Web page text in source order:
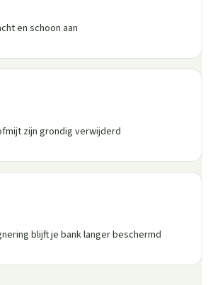
en schoon aan
zijn grondig verwijderd
blijft je bank langer beschermd